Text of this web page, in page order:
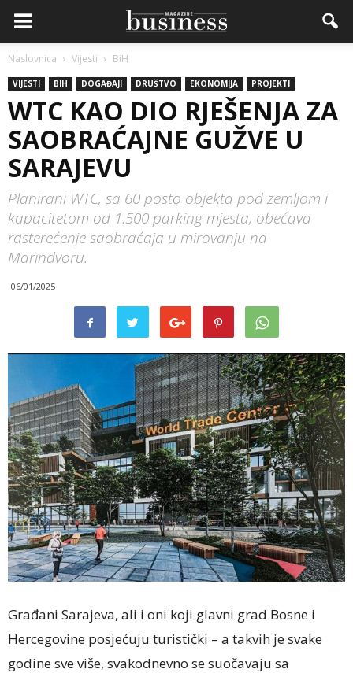
Naslovnica Vijesti BiH
VIJESTI BIH DOGAĐAJI DRUŠTVO EKONOMIJA PROJEKTI
WTC KAO DIO RJEŠENJA ZA
SAOBRAĆAJNE GUŽVE U
SARAJEVU
Planirani WTC, sa 60 posto objekta pod zemljom i
kapacitetom od 1.500 parking mjesta, obećava
rasterećenje saobraćaja u mirovanju na
Marindvoru.
06/01/2025
Građani Sarajeva, ali i oni koji glavni grad Bosne i
Hercegovine posjećuju turistički – a takvih je svake
godine sve više, svakodnevno se suočavaju sa